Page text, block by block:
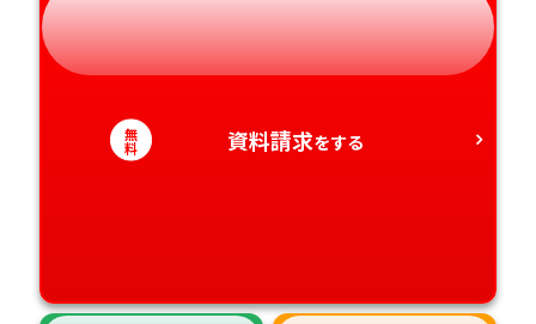
静岡県
愛知県
和歌山県
徳島県
香川県
熊本県
大分県
宮崎県
無
料 資料請求をする